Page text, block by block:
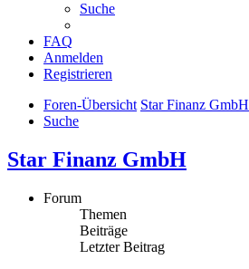
Suche
FAQ
Anmelden
Registrieren
Foren-Übersicht Star Finanz GmbH
Suche
Star Finanz GmbH
Forum
Themen
Beiträge
Letzter Beitrag